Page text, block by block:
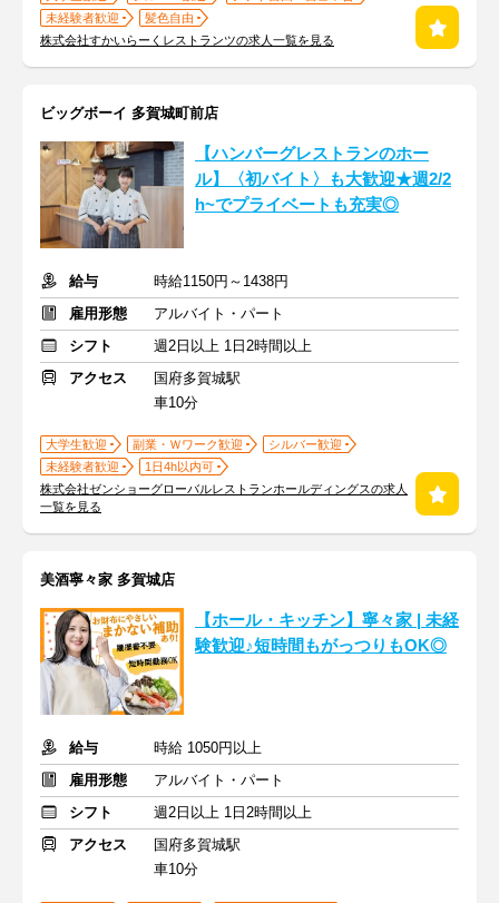
未経験者歓迎
髪色自由
株式会社すかいらーくレストランツの求人一覧を見る
ビッグボーイ 多賀城町前店
【ハンバーグレストランのホー
ル】〈初バイト〉も大歓迎★週2/2
h~でプライベートも充実◎
給与
時給1150円～1438円
雇用形態
アルバイト・パート
シフト
週2日以上 1日2時間以上
アクセス
国府多賀城駅
車10分
大学生歓迎 副業・Ｗワーク歓迎
シルバー歓迎
未経験者歓迎
1日4h以内可
株式会社ゼンショーグローバルレストランホールディングスの求人
一覧を見る
美酒寧々家 多賀城店
【ホール・キッチン】寧々家 | 未経
験歓迎♪短時間もがっつりもOK◎
給与
時給 1050円以上
雇用形態
アルバイト・パート
シフト
週2日以上 1日2時間以上
アクセス
国府多賀城駅
車10分